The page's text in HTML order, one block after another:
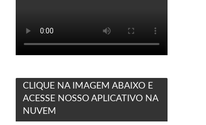
CLIQUE NA IMAGEM ABAIXO E
ACESSE NOSSO APLICATIVO NA
NUVEM